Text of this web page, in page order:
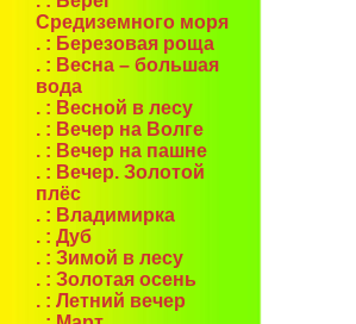
Средиземного моря
. : Березовая роща
. : Весна – большая
вода
. : Весной в лесу
. : Вечер на Волге
. : Вечер на пашне
. : Вечер. Золотой
плёс
. : Владимирка
. : Дуб
. : Зимой в лесу
. : Золотая осень
. : Летний вечер